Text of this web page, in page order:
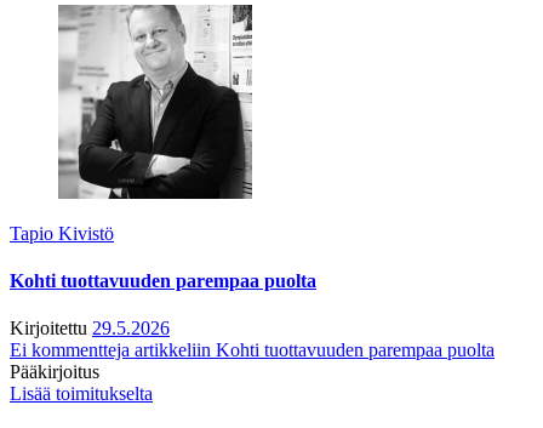
Tapio Kivistö
Kohti tuottavuuden parempaa puolta
Kirjoitettu 29.5.2026
Ei kommentteja artikkeliin Kohti tuottavuuden parempaa puolta
Pääkirjoitus
Lisää toimitukselta